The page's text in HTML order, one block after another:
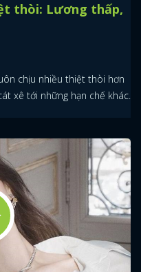
thòi: Lương thấp,
chịu nhiều thiệt thòi hơn
xê tới những hạn chế khác.